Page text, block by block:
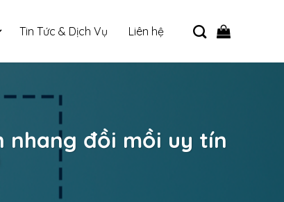
Tin Tức & Dịch Vụ Liên hệ
nhang đồi mồi uy tín